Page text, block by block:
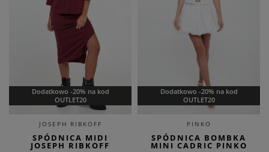
Dodatkowo -20% na kod
OUTLET20
JOSEPH RIBKOFF
SPÓDNICA MIDI
JOSEPH RIBKOFF
Dodatkowo -20% na kod
OUTLET20
PINKO
SPÓDNICA BOMBKA
MINI CADRIC PINKO